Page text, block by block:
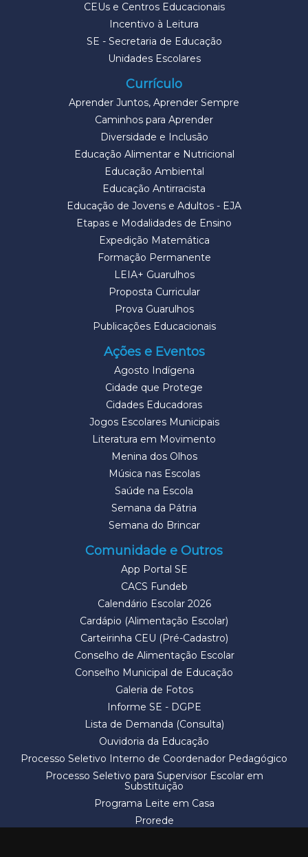
CEUs e Centros Educacionais
Incentivo à Leitura
SE - Secretaria de Educação
Unidades Escolares
Currículo
Aprender Juntos, Aprender Sempre
Caminhos para Aprender
Diversidade e Inclusão
Educação Alimentar e Nutricional
Educação Ambiental
Educação Antirracista
Educação de Jovens e Adultos - EJA
Etapas e Modalidades de Ensino
Expedição Matemática
Formação Permanente
LEIA+ Guarulhos
Proposta Curricular
Prova Guarulhos
Publicações Educacionais
Ações e Eventos
Agosto Indígena
Cidade que Protege
Cidades Educadoras
Jogos Escolares Municipais
Literatura em Movimento
Menina dos Olhos
Música nas Escolas
Saúde na Escola
Semana da Pátria
Semana do Brincar
Comunidade e Outros
App Portal SE
CACS Fundeb
Calendário Escolar 2026
Cardápio (Alimentação Escolar)
Carteirinha CEU (Pré-Cadastro)
Conselho de Alimentação Escolar
Conselho Municipal de Educação
Galeria de Fotos
Informe SE - DGPE
Lista de Demanda (Consulta)
Ouvidoria da Educação
Processo Seletivo Interno de Coordenador Pedagógico
Processo Seletivo para Supervisor Escolar em
Substituição
Programa Leite em Casa
Prorede